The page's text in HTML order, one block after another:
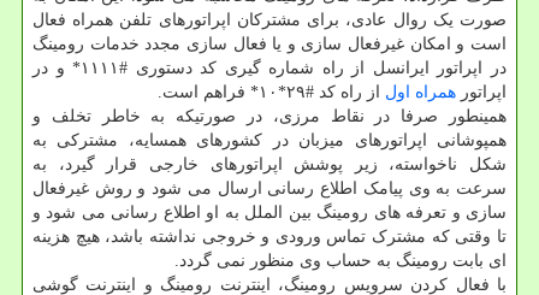
صورت یک روال عادی، برای مشترکان اپراتورهای تلفن همراه فعال
است و امکان غیرفعال سازی و یا فعال سازی مجدد خدمات رومینگ
در اپراتور ایرانسل از راه شماره گیری کد دستوری #۱۱۱۱* و در
اپراتور همراه اول از راه کد #۲۹*۱۰* فراهم است.
همینطور صرفا در نقاط مرزی، در صورتیکه به خاطر تخلف و
همپوشانی اپراتورهای میزبان در کشورهای همسایه، مشترکی به
شکل ناخواسته، زیر پوشش اپراتورهای خارجی قرار گیرد، به
سرعت به وی پیامک اطلاع رسانی ارسال می شود و روش غیرفعال
سازی و تعرفه های رومینگ بین الملل به او اطلاع رسانی می شود و
تا وقتی که مشترک تماس ورودی و خروجی نداشته باشد، هیچ هزینه
ای بابت رومینگ به حساب وی منظور نمی گردد.
با فعال کردن سرویس رومینگ، اینترنت رومینگ و اینترنت گوشی